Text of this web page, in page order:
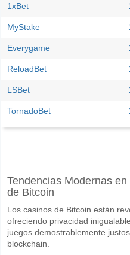
1xBet
MyStake
Everygame
ReloadBet
LSBet
TornadoBet
El partido entre Shanghai Port II
Shanghai Port II para el
Marcarán ambos
Tendencias Modernas
de Bitcoin
Los casinos de Bitcoin están
ofreciendo privacidad
juegos demostrablemente
blockchain.